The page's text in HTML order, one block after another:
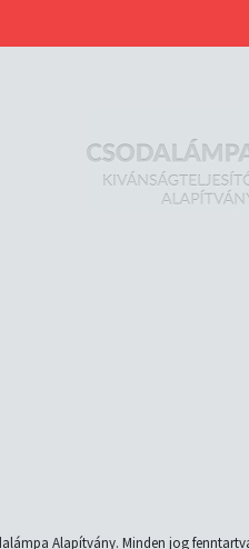
Alapítvány. Minden jog